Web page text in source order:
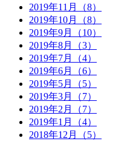
2019年11月（8）
2019年10月（8）
2019年9月（10）
2019年8月（3）
2019年7月（4）
2019年6月（6）
2019年5月（5）
2019年3月（7）
2019年2月（7）
2019年1月（4）
2018年12月（5）